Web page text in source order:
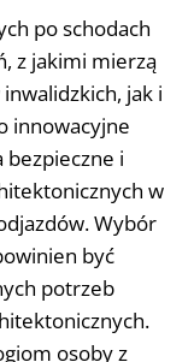
po schodach
z jakimi mierzą
jak i
innowacyjne
bezpieczne i
w
Wybór
być
potrzeb
osoby z